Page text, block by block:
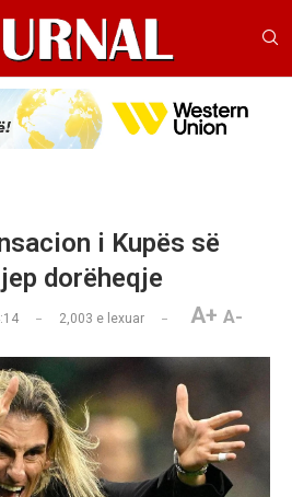
i Kupës së
dorëheqje
2,003 e lexuar A+ A-